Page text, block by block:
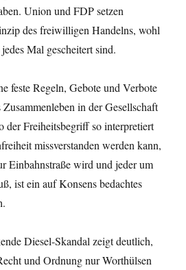
Union und FDP setzen
des freiwilligen Handelns, wohl
Mal gescheitert sind.
feste Regeln, Gebote und Verbote
in der Gesellschaft
der Freiheitsbegriff so interpretiert
missverstanden werden kann,
Einbahnstraße wird und jeder um
ist ein auf Konsens bedachtes
Diesel-Skandal zeigt deutlich,
und Ordnung nur Worthülsen